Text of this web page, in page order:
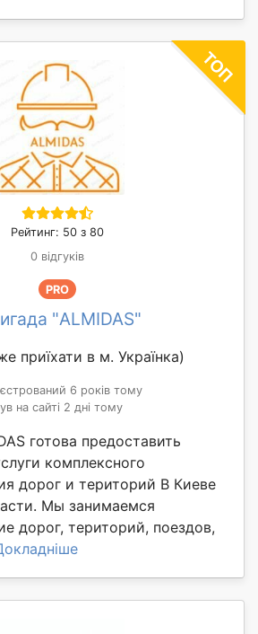
Рейтинг: 50 з 80
0 відгуків
PRO
"ALMIDAS"
приїхати в м. Українка)
6 років тому
на сайті 2 дні тому
готова предоставить
комплексного
дорог и територий В Киеве
Мы занимаемся
дорог, територий, поездов,